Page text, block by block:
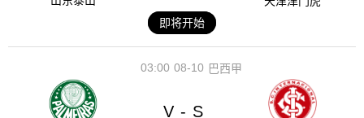
即将开始
08-10
03:00 巴西甲
V - S